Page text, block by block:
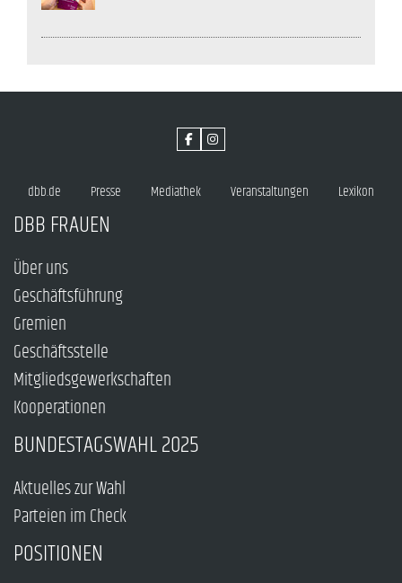
dbb.de Presse Mediathek Veranstaltungen Lexikon
DBB FRAUEN
Über uns
Geschäftsführung
Gremien
Geschäftsstelle
Mitgliedsgewerkschaften
Kooperationen
BUNDESTAGSWAHL 2025
Aktuelles zur Wahl
Parteien im Check
POSITIONEN